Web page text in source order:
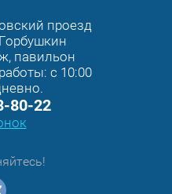
проезд
павильон
с 10:00
80-22